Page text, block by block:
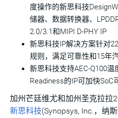
度操作的新思科技
储器、数据转换器、
2.0/3.1和MIPI D-PHY IP
新思科技IP解决方案针对
规则，满足可靠性和15年
新思科技支持AEC-Q100温
Readiness的IP可加快
加州芒廷维尤和加州圣克拉拉
新思科技(Synopsys, Inc.， 纳